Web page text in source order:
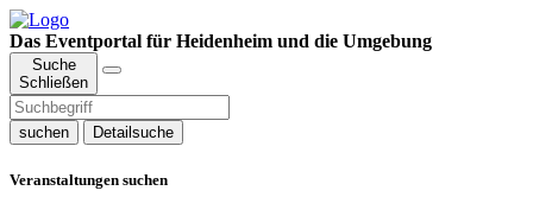
Das Eventportal für Heidenheim und die Umgebung
Suche
Schließen
suchen Detailsuche
Veranstaltungen suchen